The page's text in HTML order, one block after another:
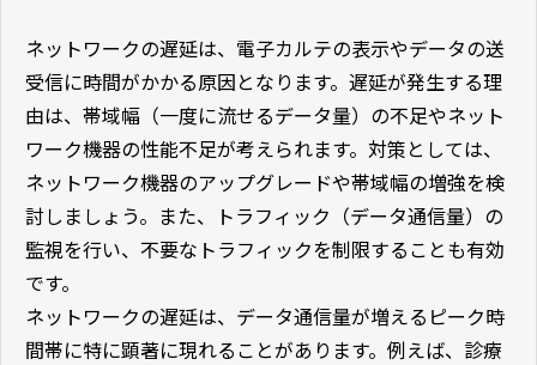
ネットワークの遅延は、電子カルテの表示やデータの送
受信に時間がかかる原因となります。遅延が発生する理
由は、帯域幅（一度に流せるデータ量）の不足やネット
ワーク機器の性能不足が考えられます。対策としては、
ネットワーク機器のアップグレードや帯域幅の増強を検
討しましょう。また、トラフィック（データ通信量）の
監視を行い、不要なトラフィックを制限することも有効
です。
ネットワークの遅延は、データ通信量が増えるピーク時
間帯に特に顕著に現れることがあります。例えば、診療